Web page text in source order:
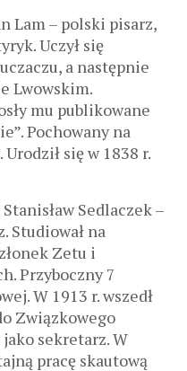
Lam – polski pisarz,
Uczył się
a następnie
Lwowskim.
mu publikowane
Pochowany na
się w 1838 r.
Sedlaczek –
Studiował na
Zetu i
Przyboczny 7
W 1913 r. wszedł
Związkowego
sekretarz. W
pracę skautową